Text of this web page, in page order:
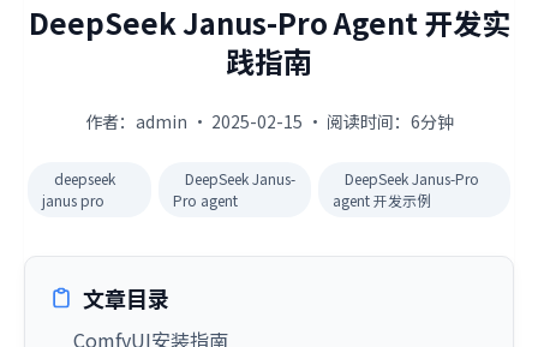
DeepSeek Janus-Pro Agent 开发实
践指南
作者：admin · 2025-02-15 · 阅读时间：6分钟
deepseek
janus pro
DeepSeek Janus-
Pro agent
DeepSeek Janus-Pro
agent 开发示例
文章目录
ComfyUI安装指南